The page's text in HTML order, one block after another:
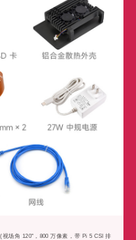
视场角 120°，800 万像素，带 Pi 5 CSI 排